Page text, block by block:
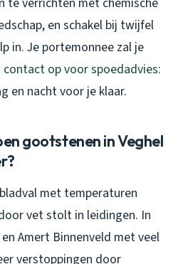
en schakel bij twijfel
in. Je portemonnee zal je
contact op voor spoedadvies:
en nacht voor je klaar.
gootstenen in Veghel
met temperaturen
vet stolt in leidingen. In
Amert Binnenveld met veel
verstoppingen door